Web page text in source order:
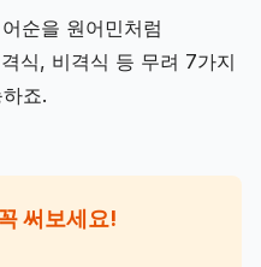
순을 원어민처럼
식, 비격식 등 무려 7가지
죠.
써보세요!